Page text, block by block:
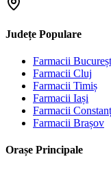
Județe Populare
Farmacii
Farmacii Cluj
Farmacii Timiș
Farmacii Iași
Farmacii
Farmacii Brașov
Orașe Principale